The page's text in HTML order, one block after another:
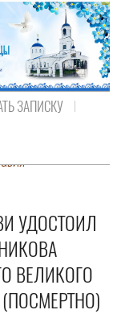
ЗАПИСКУ
УДОСТОИЛ
ВЕЛИКОГО